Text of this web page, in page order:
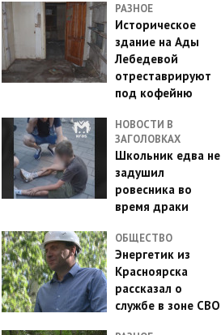
РАЗНОЕ
Историческое
здание на Ады
Лебедевой
отреставрируют
под кофейню
НОВОСТИ В
ЗАГОЛОВКАХ
Школьник едва не
задушил
ровесника во
время драки
ОБЩЕСТВО
Энергетик из
Красноярска
рассказал о
службе в зоне СВО